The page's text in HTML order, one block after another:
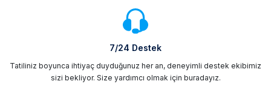
7/24 Destek
Tatiliniz boyunca ihtiyaç duyduğunuz her an, deneyimli destek ekibimiz
sizi bekliyor. Size yardımcı olmak için buradayız.